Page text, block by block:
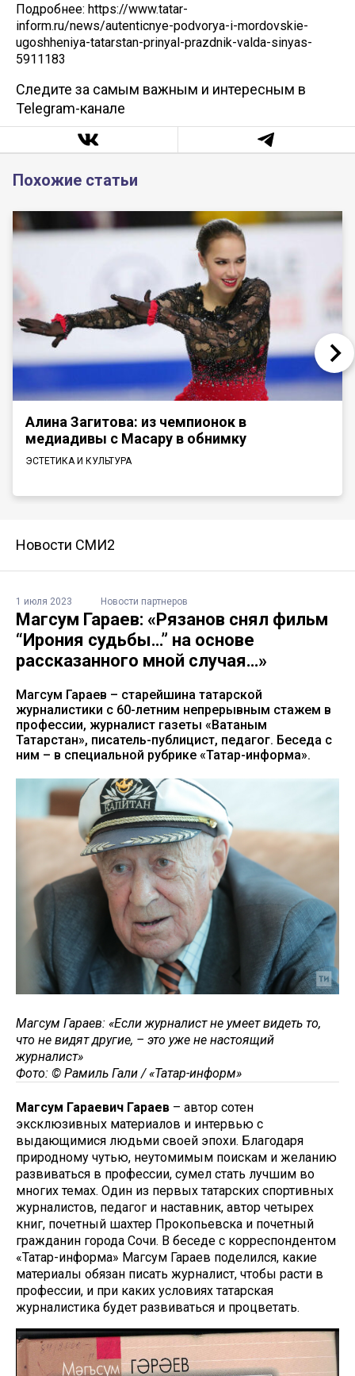
Подробнее: https://www.tatar-
inform.ru/news/autenticnye-podvorya-i-mordovskie-
ugoshheniya-tatarstan-prinyal-prazdnik-valda-sinyas-
5911183
Следите за самым важным и интересным в
Telegram-канале
Похожие статьи
Алина Загитова: из чемпионок в
медиадивы с Масару в обнимку
ЭСТЕТИКА И КУЛЬТУРА
Новости СМИ2
1 июля 2023 Новости партнеров
Магсум Гараев: «Рязанов снял фильм
“Ирония судьбы…” на основе
рассказанного мной случая…»
Магсум Гараев – старейшина татарской
журналистики с 60-летним непрерывным стажем в
профессии, журналист газеты «Ватаным
Татарстан», писатель-публицист, педагог. Беседа с
ним – в специальной рубрике «Татар-информа».
Магсум Гараев: «Если журналист не умеет видеть то,
что не видят другие, – это уже не настоящий
журналист»
Фото: © Рамиль Гали / «Татар-информ»
Магсум Гараевич Гараев – автор сотен
эксклюзивных материалов и интервью с
выдающимися людьми своей эпохи. Благодаря
природному чутью, неутомимым поискам и желанию
развиваться в профессии, сумел стать лучшим во
многих темах. Один из первых татарских спортивных
журналистов, педагог и наставник, автор четырех
книг, почетный шахтер Прокопьевска и почетный
гражданин города Сочи. В беседе с корреспондентом
«Татар-информа» Магсум Гараев поделился, какие
материалы обязан писать журналист, чтобы расти в
профессии, и при каких условиях татарская
журналистика будет развиваться и процветать.